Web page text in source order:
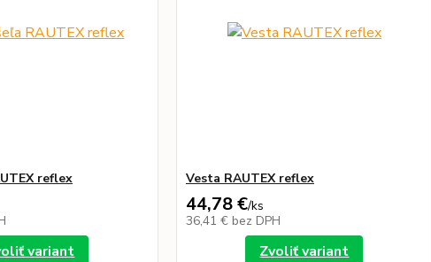
reflex
variant
Vesta RAUTEX reflex
44,78 €/ks
36,41 € bez DPH
Zvoliť variant